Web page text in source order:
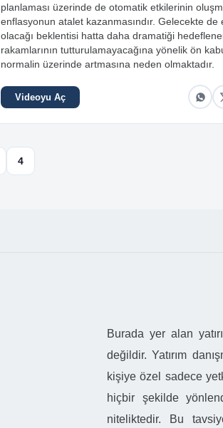
planlaması üzerinde de otomatik etkilerinin
enflasyonun atalet kazanmasındır. Gelecekte de
olacağı beklentisi hatta daha dramatiği
rakamlarının tutturulamayacağına yönelik ön
normalin üzerinde artmasına neden olmaktadır.
Videoyu Aç
4
Burada yer alan
değildir. Yatırım
kişiye özel sadece
hiçbir şekilde
niteliktedir. Bu